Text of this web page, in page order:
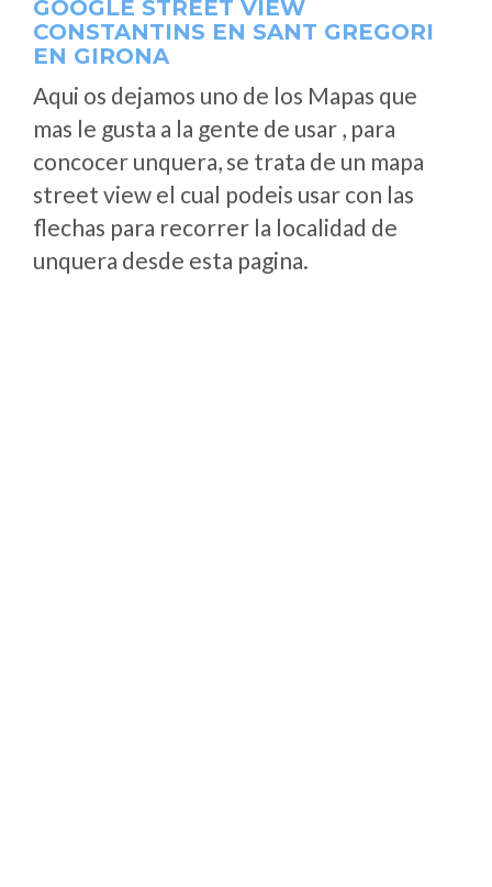
GOOGLE STREET VIEW
CONSTANTINS EN SANT GREGORI
EN GIRONA
Aqui os dejamos uno de los Mapas que
mas le gusta a la gente de usar , para
concocer unquera, se trata de un mapa
street view el cual podeis usar con las
flechas para recorrer la localidad de
unquera desde esta pagina.